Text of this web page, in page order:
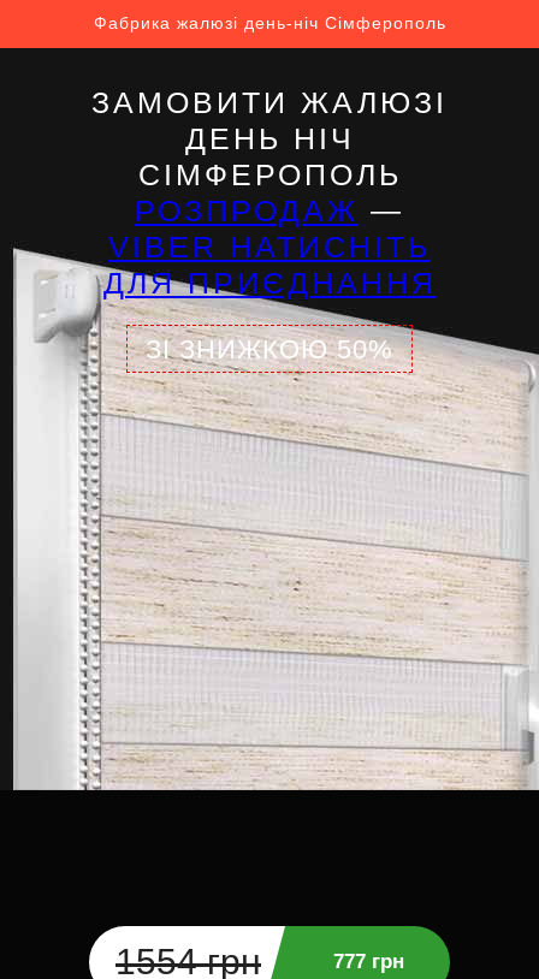
Фабрика жалюзі день-ніч Сімферополь
ЗАМОВИТИ ЖАЛЮЗІ
ДЕНЬ НІЧ
СІМФЕРОПОЛЬ
РОЗПРОДАЖ —
VIBER НАТИСНІТЬ
ДЛЯ ПРИЄДНАННЯ
ЗІ ЗНИЖКОЮ 50%
1554 грн 777 грн